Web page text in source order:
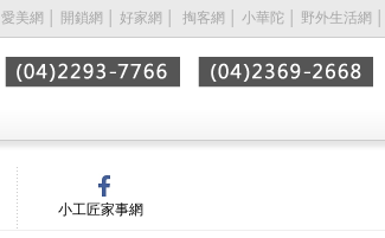
愛美網 開鎖網 好家網 掏客網 小華陀 野外生活網
小工匠家事網